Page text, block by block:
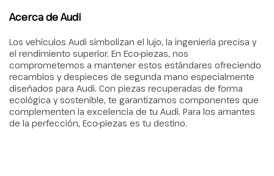
Acerca de Audi
Los vehículos Audi simbolizan el lujo, la ingeniería precisa y
el rendimiento superior. En Eco-piezas, nos
comprometemos a mantener estos estándares ofreciendo
recambios y despieces de segunda mano especialmente
diseñados para Audi. Con piezas recuperadas de forma
ecológica y sostenible, te garantizamos componentes que
complementen la excelencia de tu Audi. Para los amantes
de la perfección, Eco-piezas es tu destino.